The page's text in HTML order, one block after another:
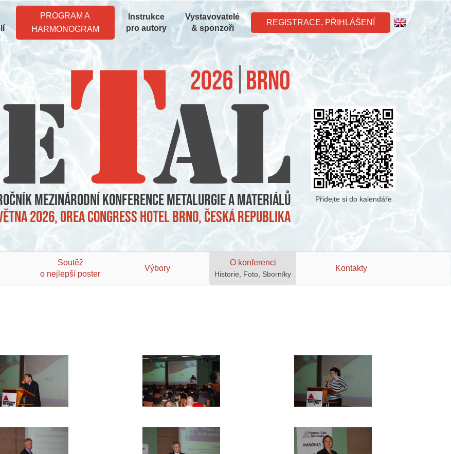
PROGRAM A
HARMONOGRAM
Instrukce
pro autory
Vystavovatelé
& sponzoři
REGISTRACE, PŘIHLÁŠENÍ
mezinárodní konference metalurgie a materiálů
2026, OREA Congress Hotel Brno, Česká republika
Přidejte si do kalendáře
Soutěž
o nejlepší poster
Výbory
O konferenci
Historie, Foto, Sborníky
Kontakty